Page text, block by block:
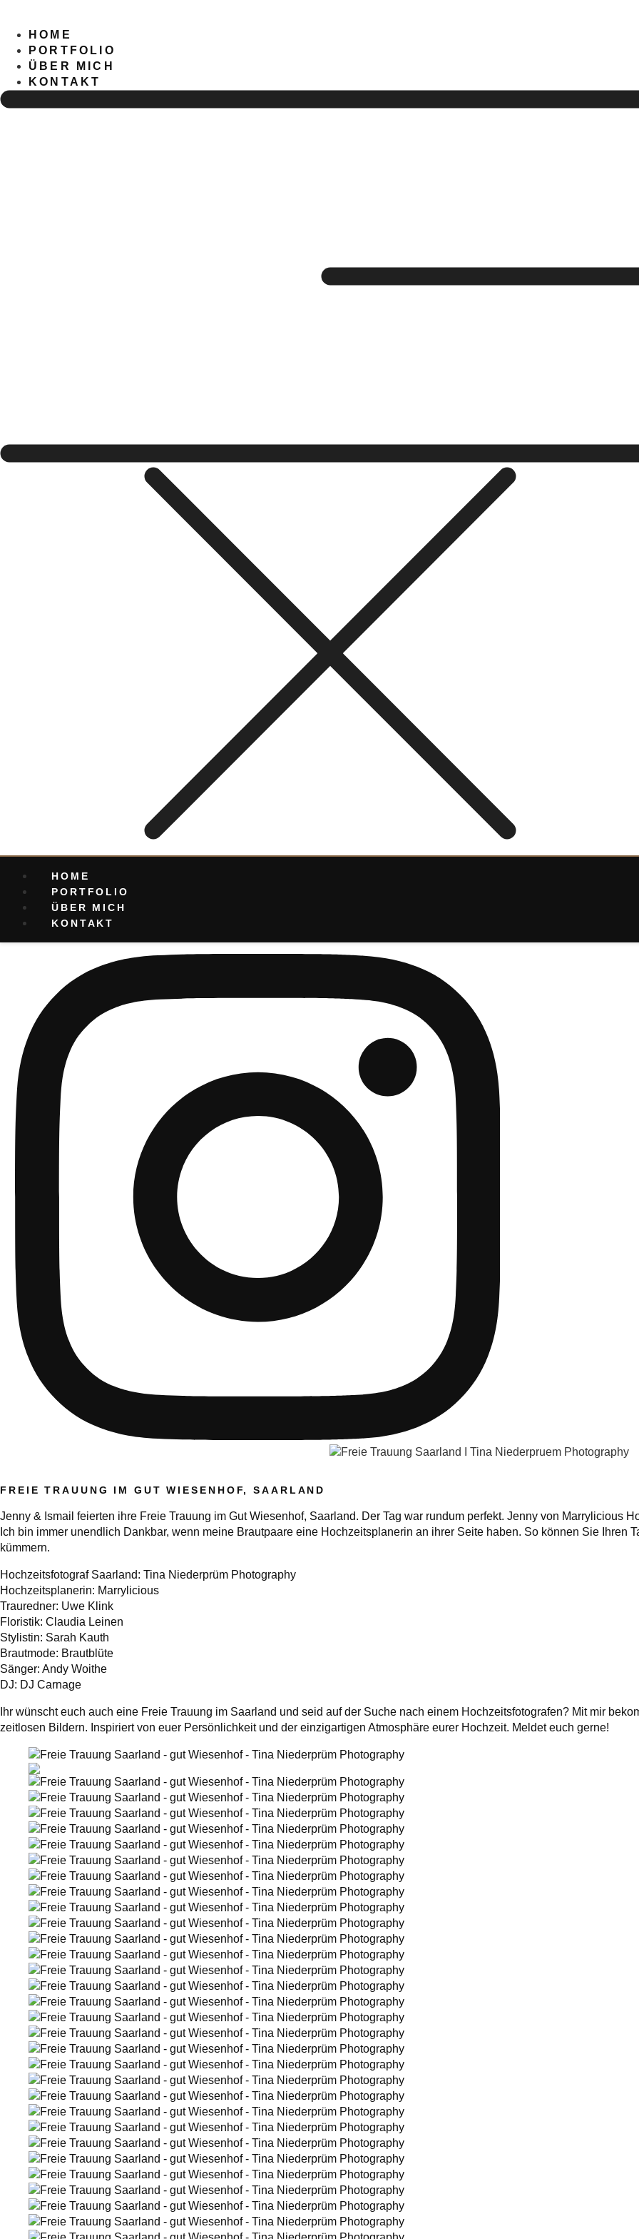
wechselnHOME
PORTFOLIO
ÜBER MICH
KONTAKT
HOME
PORTFOLIO
ÜBER MICH
KONTAKT
FREIE TRAUUNG IM GUT WIESENHOF, SAARLAND
Jenny & Ismail feierten ihre Freie Trauung im Gut Wiesenhof, Saarland. Der Tag war rundum perfekt. Jenny von Marrylicious
Ich bin immer unendlich Dankbar, wenn meine Brautpaare eine Hochzeitsplanerin an ihrer Seite haben. So können Sie Ihren
kümmern.
Hochzeitsfotograf Saarland: Tina Niederprüm Photography
Hochzeitsplanerin: Marrylicious
Trauredner: Uwe Klink
Floristik: Claudia Leinen
Stylistin: Sarah Kauth
Brautmode: Brautblüte
Sänger: Andy Woithe
DJ: DJ Carnage
Ihr wünscht euch auch eine Freie Trauung im Saarland und seid auf der Suche nach einem Hochzeitsfotografen? Mit mir
zeitlosen Bildern. Inspiriert von euer Persönlichkeit und der einzigartigen Atmosphäre eurer Hochzeit. Meldet euch gerne!